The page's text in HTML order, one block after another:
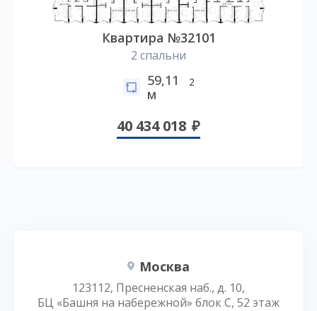
Квартира №32101
2 спальни
59,11
м
2
40 434 018
Москва
123112, Пресненская наб., д. 10,
БЦ «Башня на набережной» блок С, 52 этаж